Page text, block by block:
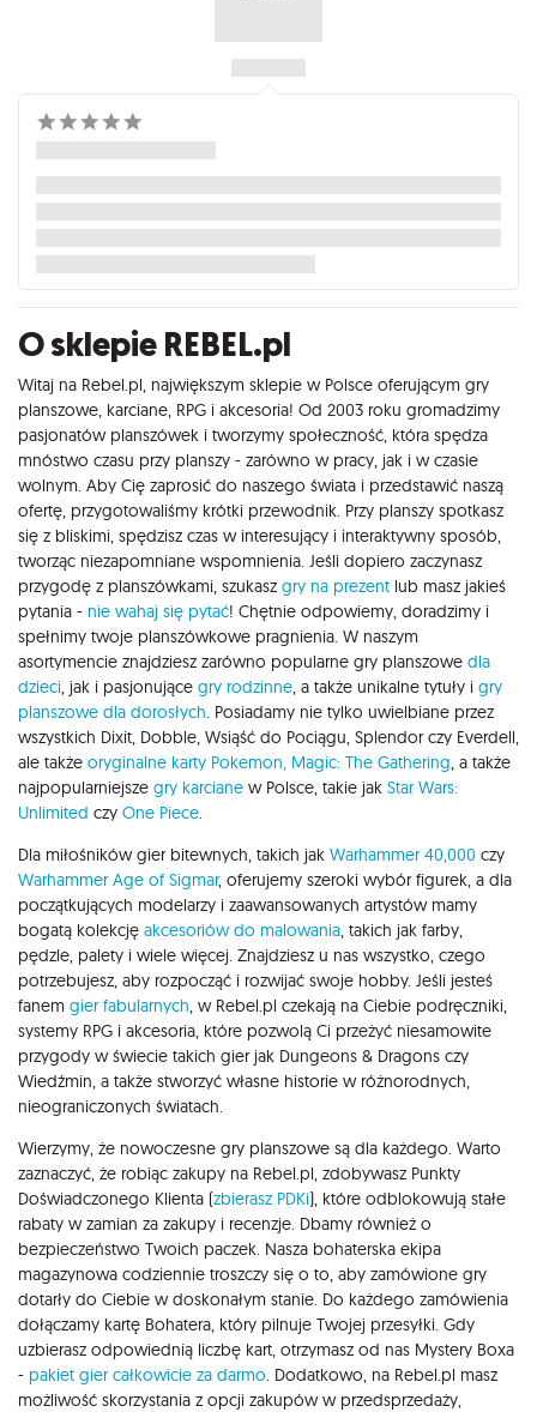
O sklepie REBEL.pl
Witaj na Rebel.pl, największym sklepie w Polsce oferującym gry
planszowe, karciane, RPG i akcesoria! Od 2003 roku gromadzimy
pasjonatów planszówek i tworzymy społeczność, która spędza
mnóstwo czasu przy planszy - zarówno w pracy, jak i w czasie
wolnym. Aby Cię zaprosić do naszego świata i przedstawić naszą
ofertę, przygotowaliśmy krótki przewodnik. Przy planszy spotkasz
się z bliskimi, spędzisz czas w interesujący i interaktywny sposób,
tworząc niezapomniane wspomnienia. Jeśli dopiero zaczynasz
przygodę z planszówkami, szukasz gry na prezent lub masz jakieś
pytania - nie wahaj się pytać! Chętnie odpowiemy, doradzimy i
spełnimy twoje planszówkowe pragnienia. W naszym
asortymencie znajdziesz zarówno popularne gry planszowe dla
dzieci, jak i pasjonujące gry rodzinne, a także unikalne tytuły i gry
planszowe dla dorosłych. Posiadamy nie tylko uwielbiane przez
wszystkich Dixit, Dobble, Wsiąść do Pociągu, Splendor czy Everdell,
ale także oryginalne karty Pokemon, Magic: The Gathering, a także
najpopularniejsze gry karciane w Polsce, takie jak Star Wars:
Unlimited czy One Piece.
Dla miłośników gier bitewnych, takich jak Warhammer 40,000 czy
Warhammer Age of Sigmar, oferujemy szeroki wybór figurek, a dla
początkujących modelarzy i zaawansowanych artystów mamy
bogatą kolekcję akcesoriów do malowania, takich jak farby,
pędzle, palety i wiele więcej. Znajdziesz u nas wszystko, czego
potrzebujesz, aby rozpocząć i rozwijać swoje hobby. Jeśli jesteś
fanem gier fabularnych, w Rebel.pl czekają na Ciebie podręczniki,
systemy RPG i akcesoria, które pozwolą Ci przeżyć niesamowite
przygody w świecie takich gier jak Dungeons & Dragons czy
Wiedźmin, a także stworzyć własne historie w różnorodnych,
nieograniczonych światach.
Wierzymy, że nowoczesne gry planszowe są dla każdego. Warto
zaznaczyć, że robiąc zakupy na Rebel.pl, zdobywasz Punkty
Doświadczonego Klienta (zbierasz PDKi), które odblokowują stałe
rabaty w zamian za zakupy i recenzje. Dbamy również o
bezpieczeństwo Twoich paczek. Nasza bohaterska ekipa
magazynowa codziennie troszczy się o to, aby zamówione gry
dotarły do Ciebie w doskonałym stanie. Do każdego zamówienia
dołączamy kartę Bohatera, który pilnuje Twojej przesyłki. Gdy
uzbierasz odpowiednią liczbę kart, otrzymasz od nas Mystery Boxa
- pakiet gier całkowicie za darmo. Dodatkowo, na Rebel.pl masz
możliwość skorzystania z opcji zakupów w przedsprzedaży,